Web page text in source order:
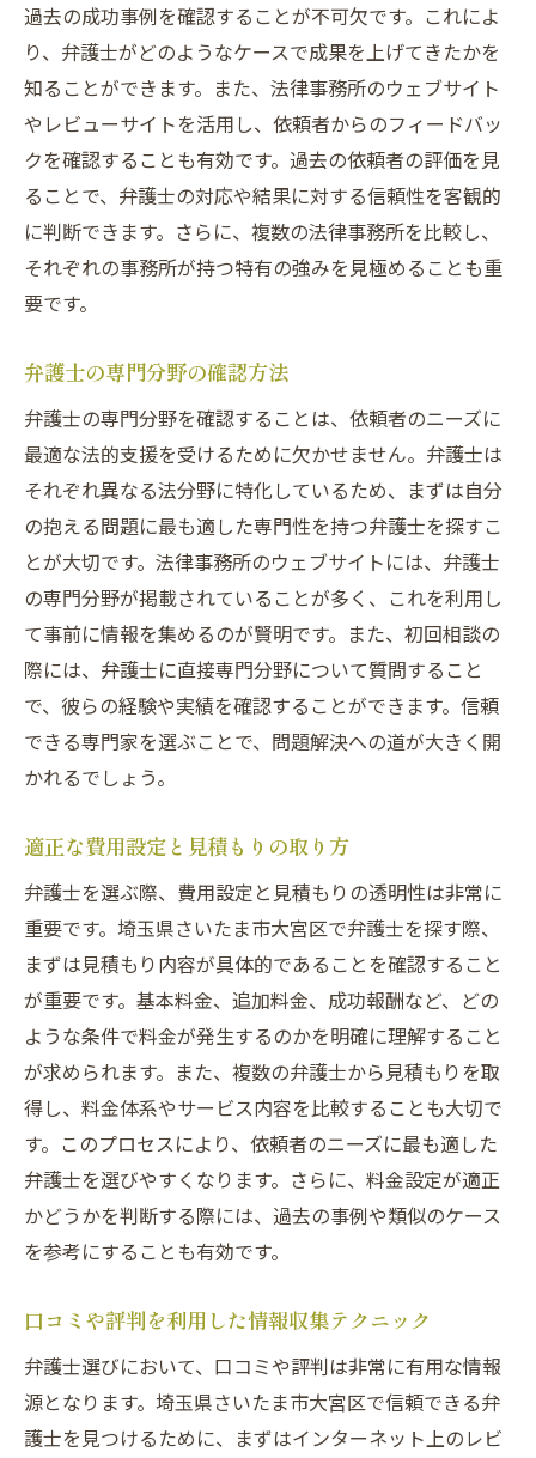
過去の成功事例を確認することが不可欠です。これによ
り、弁護士がどのようなケースで成果を上げてきたかを
知ることができます。また、法律事務所のウェブサイト
やレビューサイトを活用し、依頼者からのフィードバッ
クを確認することも有効です。過去の依頼者の評価を見
ることで、弁護士の対応や結果に対する信頼性を客観的
に判断できます。さらに、複数の法律事務所を比較し、
それぞれの事務所が持つ特有の強みを見極めることも重
要です。
弁護士の専門分野の確認方法
弁護士の専門分野を確認することは、依頼者のニーズに
最適な法的支援を受けるために欠かせません。弁護士は
それぞれ異なる法分野に特化しているため、まずは自分
の抱える問題に最も適した専門性を持つ弁護士を探すこ
とが大切です。法律事務所のウェブサイトには、弁護士
の専門分野が掲載されていることが多く、これを利用し
て事前に情報を集めるのが賢明です。また、初回相談の
際には、弁護士に直接専門分野について質問すること
で、彼らの経験や実績を確認することができます。信頼
できる専門家を選ぶことで、問題解決への道が大きく開
かれるでしょう。
適正な費用設定と見積もりの取り方
弁護士を選ぶ際、費用設定と見積もりの透明性は非常に
重要です。埼玉県さいたま市大宮区で弁護士を探す際、
まずは見積もり内容が具体的であることを確認すること
が重要です。基本料金、追加料金、成功報酬など、どの
ような条件で料金が発生するのかを明確に理解すること
が求められます。また、複数の弁護士から見積もりを取
得し、料金体系やサービス内容を比較することも大切で
す。このプロセスにより、依頼者のニーズに最も適した
弁護士を選びやすくなります。さらに、料金設定が適正
かどうかを判断する際には、過去の事例や類似のケース
を参考にすることも有効です。
口コミや評判を利用した情報収集テクニック
弁護士選びにおいて、口コミや評判は非常に有用な情報
源となります。埼玉県さいたま市大宮区で信頼できる弁
護士を見つけるために、まずはインターネット上のレビ